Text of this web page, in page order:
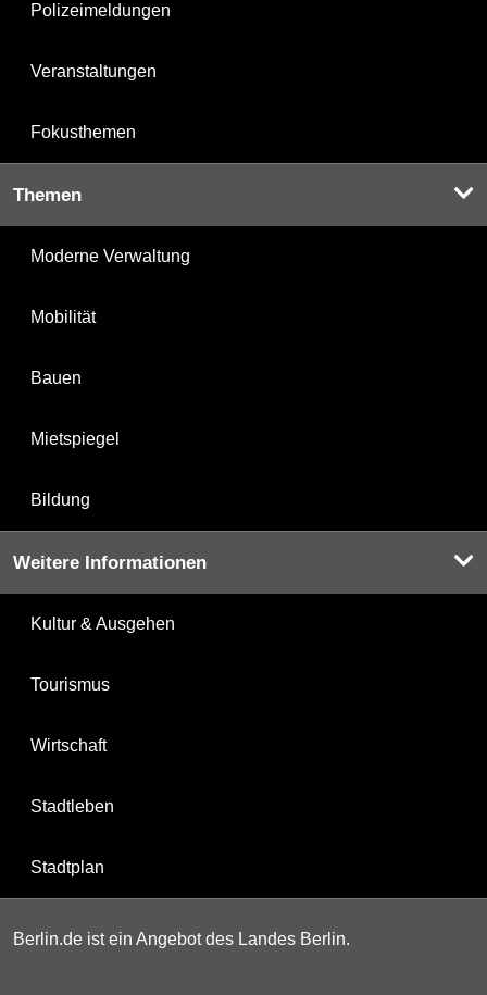
Polizeimeldungen
Veranstaltungen
Fokusthemen
Themen
Moderne Verwaltung
Mobilität
Bauen
Mietspiegel
Bildung
Weitere Informationen
Kultur & Ausgehen
Tourismus
Wirtschaft
Stadtleben
Stadtplan
Berlin.de ist ein Angebot des Landes Berlin.